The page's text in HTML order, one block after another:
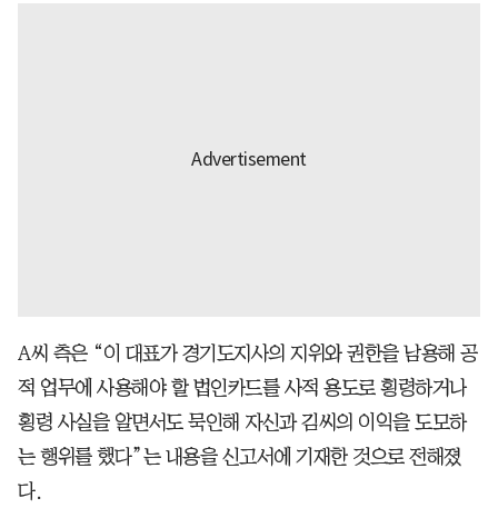
A씨 측은 “이 대표가 경기도지사의 지위와 권한을 남용해 공
적 업무에 사용해야 할 법인카드를 사적 용도로 횡령하거나
횡령 사실을 알면서도 묵인해 자신과 김씨의 이익을 도모하
는 행위를 했다”는 내용을 신고서에 기재한 것으로 전해졌
다.